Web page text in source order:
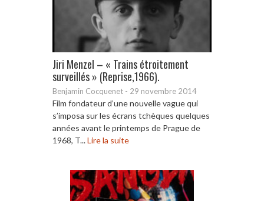
Jiri Menzel – « Trains étroitement
surveillés » (Reprise,1966).
Benjamin Cocquenet - 29 novembre 2014
Film fondateur d’une nouvelle vague qui
s’imposa sur les écrans tchèques quelques
années avant le printemps de Prague de
1968, T...Lire la suite